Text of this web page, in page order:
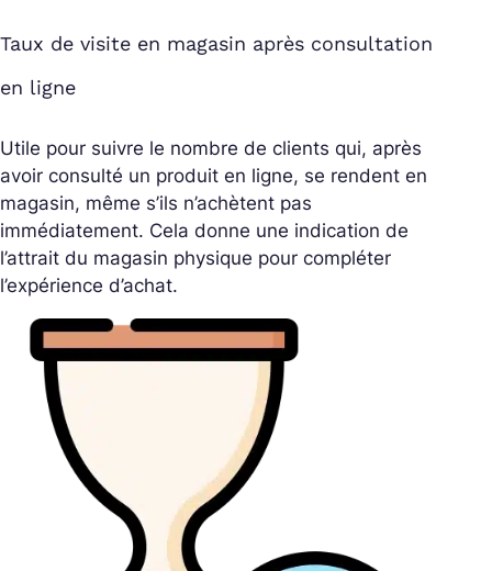
Taux de visite en magasin après consultation
en ligne
Utile pour suivre le nombre de clients qui, après
avoir consulté un produit en ligne, se rendent en
magasin, même s’ils n’achètent pas
immédiatement. Cela donne une indication de
l’attrait du magasin physique pour compléter
l’expérience d’achat.